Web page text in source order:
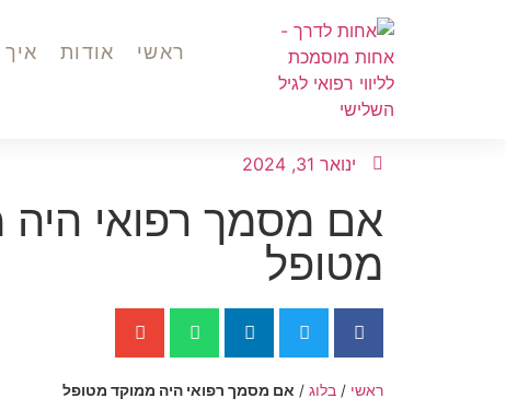
ראשי אודות
ינואר 31, 2024
אם מסמך רפואי היה
מטופל
ראשי / בלוג / אם מסמך רפואי היה ממוקד מטופל